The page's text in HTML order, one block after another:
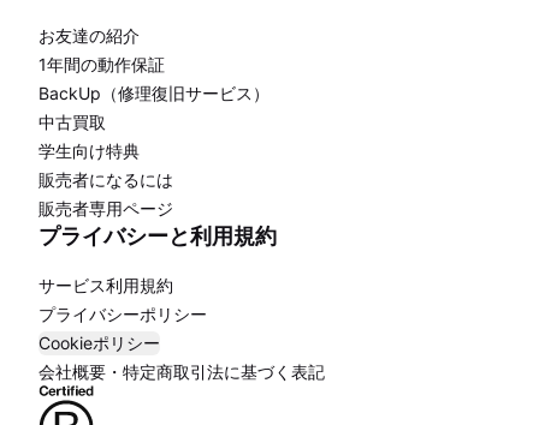
お友達の紹介
1年間の動作保証
BackUp（修理復旧サービス）
中古買取
学生向け特典
販売者になるには
販売者専用ページ
プライバシーと利用規約
サービス利用規約
プライバシーポリシー
Cookieポリシー
会社概要・特定商取引法に基づく表記